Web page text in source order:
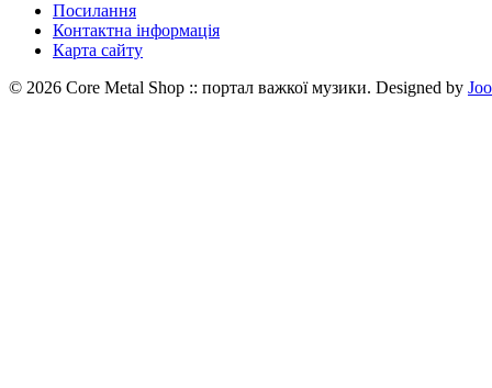
Посилання
Контактна інформація
Карта сайту
© 2026 Core Metal Shop :: портал важкої музики. Designed by